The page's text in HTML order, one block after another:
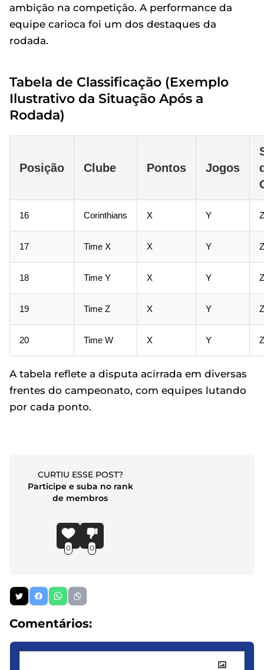
ambição na competição. A performance da
equipe carioca foi um dos destaques da
rodada.
Tabela de Classificação (Exemplo
Ilustrativo da Situação Após a
Rodada)
Posição Clube Pontos Jogos
16 Corinthians X Y Z
17 Time X X Y Z
18 Time Y X Y Z
19 Time Z X Y Z
20 Time W X Y Z
A tabela reflete a disputa acirrada em diversas
frentes do campeonato, com equipes lutando
por cada ponto.
CURTIU ESSE POST?
Participe e suba no rank
de membros
0 0
Comentários: